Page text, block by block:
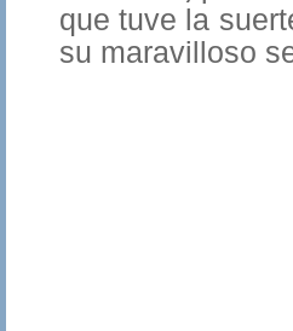
que tuve la
su maravilloso